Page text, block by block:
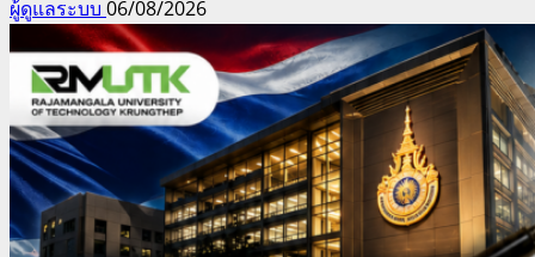
ผู้ดูแลระบบ 06/08/2026